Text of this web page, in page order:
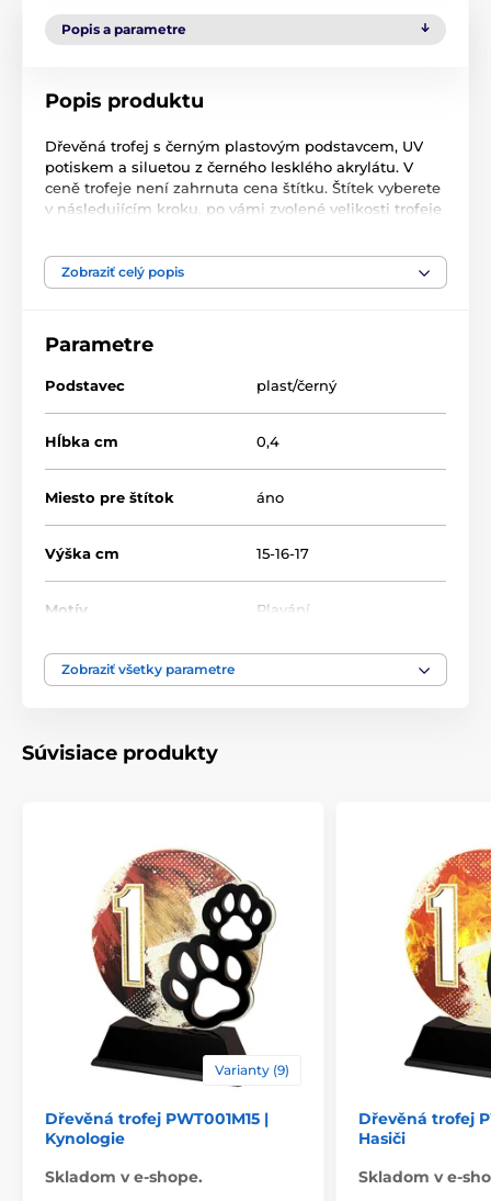
Popis a parametre
Popis produktu
Dřevěná trofej s černým plastovým podstavcem, UV
potiskem a siluetou z černého lesklého akrylátu. V
ceně trofeje není zahrnuta cena štítku. Štítek vyberete
v následujícím kroku, po vámi zvolené velikosti trofeje
Plávanie
Zobraziť celý popis
Parametre
Podstavec plast/černý
Hĺbka cm 0,4
Miesto pre štítok áno
Výška cm 15-16-17
Motív Plavání
Typ ocenenia
Zobraziť všetky parametre
Súvisiace produkty
Varianty (9)
Dřevěná trofej PWT001M15 |
Kynologie
Skladom v e-shope.
Dřevěná trofej
Hasiči
Skladom v e-